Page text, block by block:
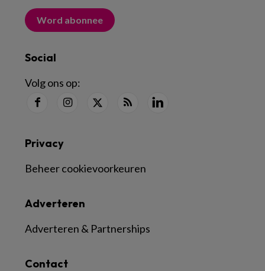
Word abonnee
Social
Volg ons op:
Contact
Adverteren
Adverteren & Partnerships
Privacy
Beheer cookievoorkeuren